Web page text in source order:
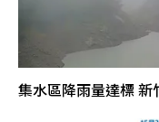
集水區降雨量達標